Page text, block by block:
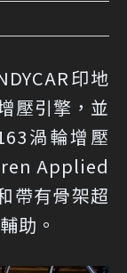
印地
壓引擎，並
渦輪增壓
Applied
帶有骨架超
助。